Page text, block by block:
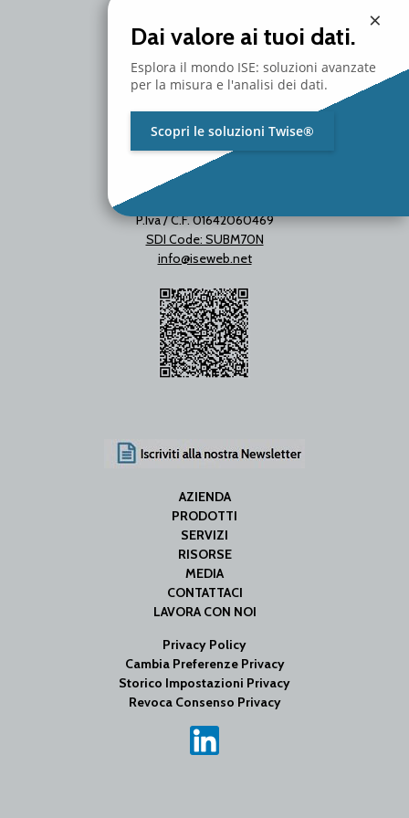
T. +39 02 2153663
P.Iva / C.F. 01642060469
SDI Code: SUBM70N
info@iseweb.net
AZIENDA
PRODOTTI
SERVIZI
RISORSE
MEDIA
CONTATTACI
LAVORA CON NOI
Privacy Policy
Cambia Preferenze Privacy
Storico Impostazioni Privacy
Revoca Consenso Privacy
×
Dai valore ai tuoi dati.
Esplora il mondo ISE: soluzioni avanzate
per la misura e l'analisi dei dati.
Scopri le soluzioni Twise®